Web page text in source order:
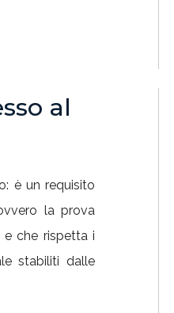
al
è un requisito
la prova
che rispetta i
stabiliti dalle